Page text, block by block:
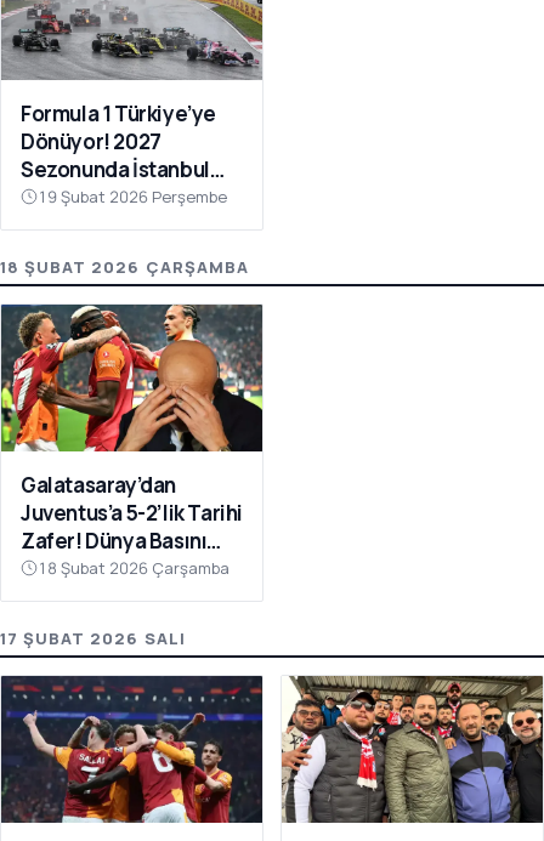
Formula 1 Türkiye’ye
Dönüyor! 2027
Sezonunda İstanbul
Park Takvimde
19 Şubat 2026 Perşembe
18 ŞUBAT 2026 ÇARŞAMBA
Galatasaray’dan
Juventus’a 5-2’lik Tarihi
Zafer! Dünya Basını
Manşetlere Taşıdı
18 Şubat 2026 Çarşamba
17 ŞUBAT 2026 SALI